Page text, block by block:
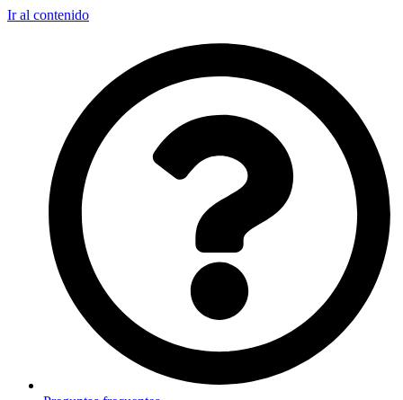
Ir al contenido